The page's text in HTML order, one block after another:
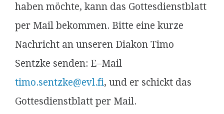
haben möchte, kann das Gottesdienstblatt
per Mail bekommen. Bitte eine kurze
Nachricht an unseren Diakon Timo
Sentzke senden: E–Mail
timo.sentzke@evl.fi, und er schickt das
Gottesdienstblatt per Mail.